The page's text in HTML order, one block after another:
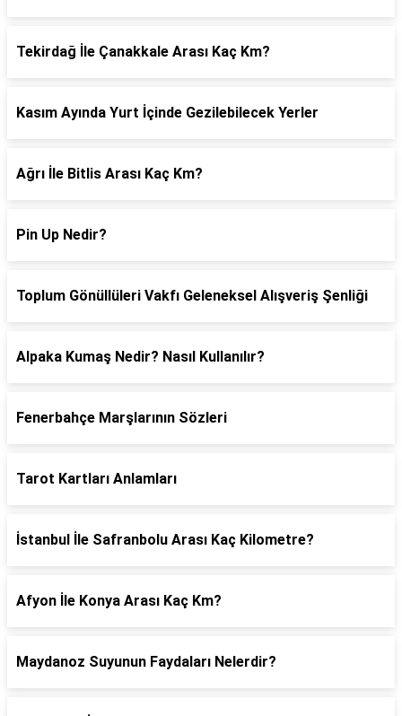
Tekirdağ İle Çanakkale Arası Kaç Km?
Kasım Ayında Yurt İçinde Gezilebilecek Yerler
Ağrı İle Bitlis Arası Kaç Km?
Pin Up Nedir?
Toplum Gönüllüleri Vakfı Geleneksel Alışveriş Şenliği
Alpaka Kumaş Nedir? Nasıl Kullanılır?
Fenerbahçe Marşlarının Sözleri
Tarot Kartları Anlamları
İstanbul İle Safranbolu Arası Kaç Kilometre?
Afyon İle Konya Arası Kaç Km?
Maydanoz Suyunun Faydaları Nelerdir?